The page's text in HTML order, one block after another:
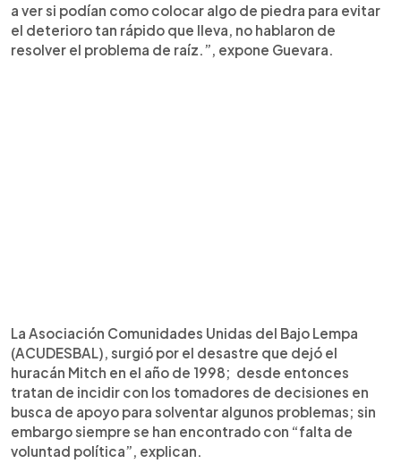
a ver si podían como colocar algo de piedra para evitar
el deterioro tan rápido que lleva, no hablaron de
resolver el problema de raíz.”, expone Guevara.
La Asociación Comunidades Unidas del Bajo Lempa
(ACUDESBAL), surgió por el desastre que dejó el
huracán Mitch en el año de 1998; desde entonces
tratan de incidir con los tomadores de decisiones en
busca de apoyo para solventar algunos problemas; sin
embargo siempre se han encontrado con “falta de
voluntad política”, explican.